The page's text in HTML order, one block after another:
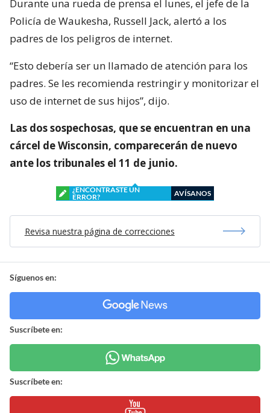
Durante una rueda de prensa el lunes, el jefe de la
Policía de Waukesha, Russell Jack, alertó a los
padres de los peligros de internet.
“Esto debería ser un llamado de atención para los
padres. Se les recomienda restringir y monitorizar el
uso de internet de sus hijos”, dijo.
Las dos sospechosas, que se encuentran en una
cárcel de Wisconsin, comparecerán de nuevo
ante los tribunales el 11 de junio.
¿ENCONTRASTE UN
ERROR?
AVÍSANOS
Revisa nuestra página de correcciones
Síguenos en:
Suscríbete en:
Suscríbete en: